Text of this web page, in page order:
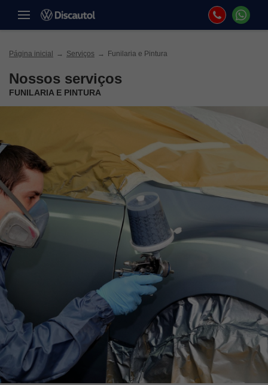
Página inicial Serviços Funilaria e Pintura
Nossos serviços
FUNILARIA E PINTURA